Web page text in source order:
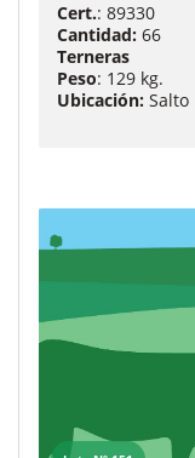
Cert.: 89330
Cantidad: 66
Terneras
Peso: 129 kg.
Ubicación: Salto